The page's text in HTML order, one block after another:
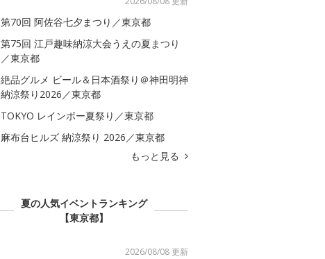
第70回 阿佐谷七夕まつり／東京都
第75回 江戸趣味納涼大会うえの夏まつり
／東京都
絶品グルメ ビール＆日本酒祭り＠神田明神
納涼祭り2026／東京都
TOKYO レインボー夏祭り／東京都
麻布台ヒルズ 納涼祭り 2026／東京都
もっと見る
夏の人気イベントランキング
【東京都】
2026/08/08 更新